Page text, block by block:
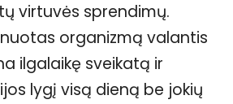
virtuvės sprendimų.
organizmą valantis
ilgalaikę sveikatą ir
lygį visą dieną be jokių